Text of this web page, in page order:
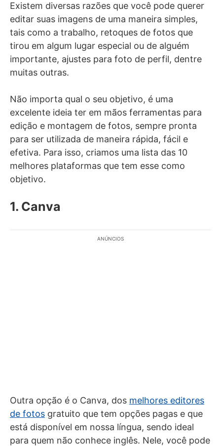
Existem diversas razões que você pode querer
editar suas imagens de uma maneira simples,
tais como a trabalho, retoques de fotos que
tirou em algum lugar especial ou de alguém
importante, ajustes para foto de perfil, dentre
muitas outras.
Não importa qual o seu objetivo, é uma
excelente ideia ter em mãos ferramentas para
edição e montagem de fotos, sempre pronta
para ser utilizada de maneira rápida, fácil e
efetiva. Para isso, criamos uma lista das 10
melhores plataformas que tem esse como
objetivo.
1. Canva
ANÚNCIOS
Outra opção é o Canva, dos melhores editores
de fotos gratuito que tem opções pagas e que
está disponível em nossa língua, sendo ideal
para quem não conhece inglês. Nele, você pode